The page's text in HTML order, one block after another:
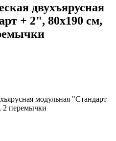
двухъярусная
+ 2", 80х190 см,
модульная "Стандарт
2 перемычки